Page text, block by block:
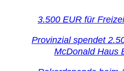
3.500 EUR für
Provinzial spendet
McDonald Haus